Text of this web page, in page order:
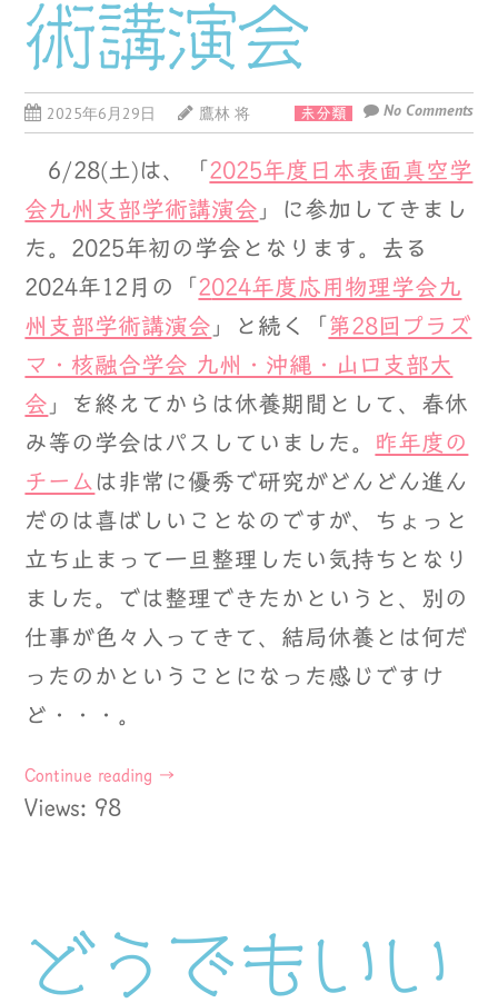
術講演会
2025年6月29日 鷹林 将 未分類 No Comments
6/28(土)は、「 2025年度日本表面真空学
会九州支部学術講演会 」に参加してきまし
た。2025年初の学会となります。去る
2024年12月の「 2024年度応用物理学会九
州支部学術講演会 」と続く「 第28回プラズ
マ・核融合学会 九州・沖縄・山口支部大
会 」を終えてからは休養期間として、春休
み等の学会はパスしていました。 昨年度の
チーム は非常に優秀で研究がどんどん進ん
だのは喜ばしいことなのですが、ちょっと
立ち止まって一旦整理したい気持ちとなり
ました。では整理できたかというと、別の
仕事が色々入ってきて、結局休養とは何だ
ったのかということになった感じですけ
ど・・・。
Continue reading →
Views: 98
どうでもいい